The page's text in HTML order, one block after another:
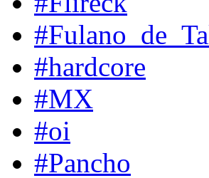
#hardcore
#MX
#oi
#Pancho